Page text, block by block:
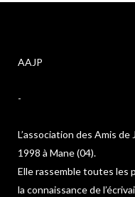
AAJP
-
L’association des Amis
1998 à Mane (04).
Elle rassemble toutes les
la connaissance de